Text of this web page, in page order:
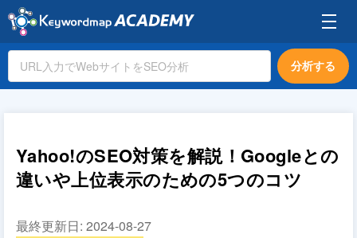
分析する
Yahoo!のSEO対策を解説！Googleとの
違いや上位表示のための5つのコツ
最終更新日: 2024-08-27